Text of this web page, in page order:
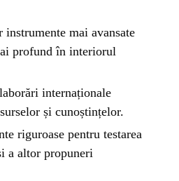
instrumente mai avansate
profund în interiorul
internaționale
și cunoștințelor.
riguroase pentru testarea
a altor propuneri